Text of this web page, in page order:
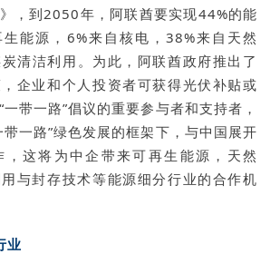
，到2050年，阿联酋要实现44%的能
能源，6%来自核电，38%来自天然
清洁利用。为此，阿联酋政府推出了
企业和个人投资者可获得光伏补贴或
带一路”倡议的重要参与者和支持者，
一路”绿色发展的框架下，与中国展开
，这将为中企带来可再生能源，天然
与封存技术等能源细分行业的合作机
业